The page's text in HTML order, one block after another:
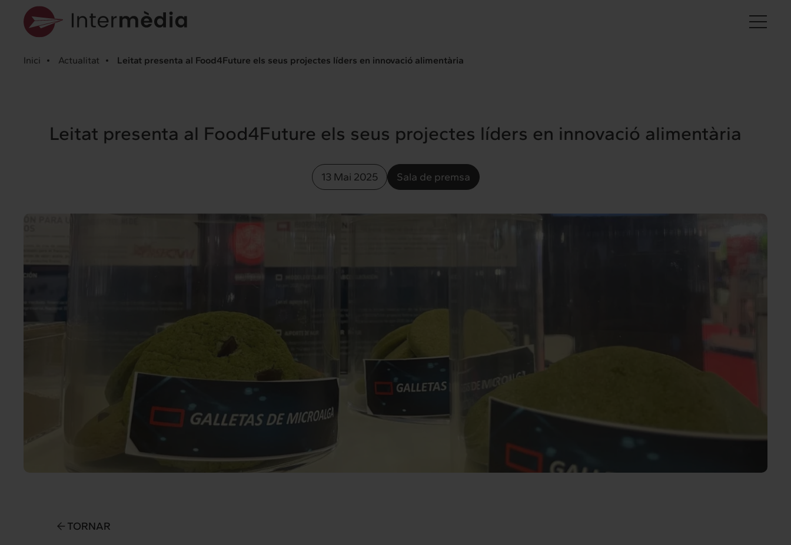
Inici Actualitat Leitat presenta al Food4Future els seus projectes líders en innovació alimentària
Leitat presenta al Food4Future els seus projectes líders en innovació alimentària
13 Mai 2025 Sala de premsa
TORNAR